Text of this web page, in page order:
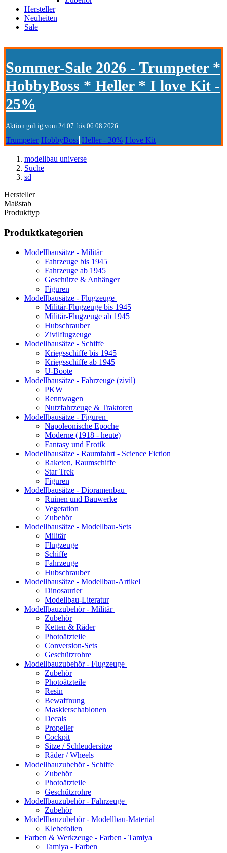
Hersteller
Neuheiten
Sale
Sommer-Sale 2026 - Trumpeter *
HobbyBoss * Heller * I love Kit -
25%
Aktion gültig vom 24.07. bis 06.08.2026
Trumpeter HobbyBoss Heller - 30% I love Kit
modellbau universe
Suche
sd
Hersteller
Maßstab
Produkttyp
Produktkategorien
Modellbausätze - Militär
Fahrzeuge bis 1945
Fahrzeuge ab 1945
Geschütze & Anhänger
Figuren
Modellbausätze - Flugzeuge
Militär-Flugzeuge bis 1945
Militär-Flugzeuge ab 1945
Hubschrauber
Zivilflugzeuge
Modellbausätze - Schiffe
Kriegsschiffe bis 1945
Kriegsschiffe ab 1945
U-Boote
Modellbausätze - Fahrzeuge (zivil)
PKW
Rennwagen
Nutzfahrzeuge & Traktoren
Modellbausätze - Figuren
Napoleonische Epoche
Moderne (1918 - heute)
Fantasy und Erotik
Modellbausätze - Raumfahrt - Science Fiction
Raketen, Raumschiffe
Star Trek
Figuren
Modellbausätze - Dioramenbau
Ruinen und Bauwerke
Vegetation
Zubehör
Modellbausätze - Modellbau-Sets
Militär
Flugzeuge
Schiffe
Fahrzeuge
Hubschrauber
Modellbausätze - Modellbau-Artikel
Dinosaurier
Modellbau-Literatur
Modellbauzubehör - Militär
Zubehör
Ketten & Räder
Photoätzteile
Conversion-Sets
Geschützrohre
Modellbauzubehör - Flugzeuge
Zubehör
Photoätzteile
Resin
Bewaffnung
Maskierschablonen
Decals
Propeller
Cockpit
Sitze / Schleudersitze
Räder / Wheels
Modellbauzubehör - Schiffe
Zubehör
Photoätzteile
Geschützrohre
Modellbauzubehör - Fahrzeuge
Zubehör
Modellbauzubehör - Modellbau-Material
Klebefolien
Farben & Werkzeuge - Farben - Tamiya
Tamiya - Farben